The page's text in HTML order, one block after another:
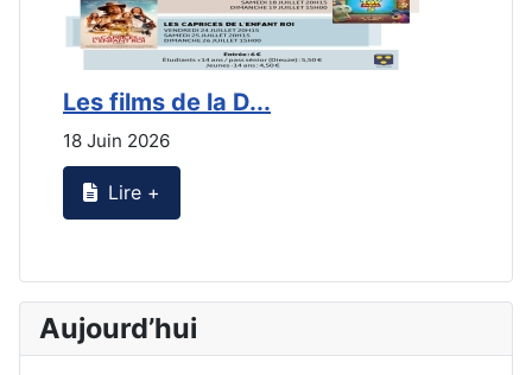
Les films de la D...
18 Juin 2026
Lire +
Aujourd’hui